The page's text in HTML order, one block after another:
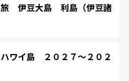
伊豆大島 利島（伊豆諸
ワイ島 ２０２７～２０２